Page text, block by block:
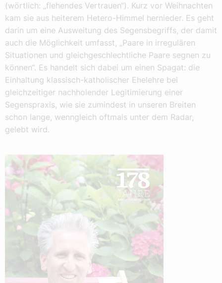
(wörtlich: „flehendes Vertrauen“). Kurz vor Weihnachten
kam sie aus heiterem Hetero-Himmel hernieder. Es geht
darin um eine Ausweitung des Segensbegriffs, der damit
auch die Möglichkeit umfasst, „Paare in irregulären
Situationen und gleichgeschlechtliche Paare segnen zu
können“. Es handelt sich dabei um einen Spagat: die
Einhaltung klassisch-katholischer Ehelehre bei
gleichzeitiger nachholender Legitimierung einer
Segenspraxis, wie sie zumindest in unseren Breiten
schon lange, wenngleich oftmals unter dem Radar,
gelebt wird.